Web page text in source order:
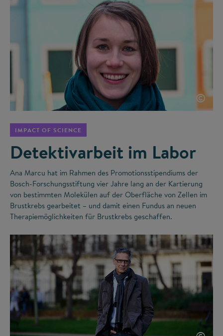
©
IMPACT OF SCIENCE
Detektivarbeit im Labor
Ana Marcu hat im Rahmen des Promotionsstipendiums der
Bosch-Forschungsstiftung vier Jahre lang an der Kartierung
von bestimmten Molekülen auf der Oberfläche von Zellen im
Brustkrebs gearbeitet – und damit einen Fundus an neuen
Therapiemöglichkeiten für Brustkrebs geschaffen.